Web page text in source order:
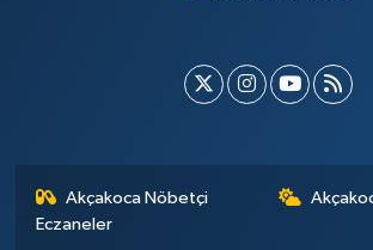
Akçakoca Nöbetçi
Eczaneler